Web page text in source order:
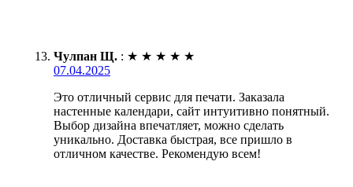
Чулпан Щ. : ★ ★ ★ ★ ★
07.04.2025
Это отличный сервис для печати. Заказала
настенные календари, сайт интуитивно понятный.
Выбор дизайна впечатляет, можно сделать
уникально. Доставка быстрая, все пришло в
отличном качестве. Рекомендую всем!